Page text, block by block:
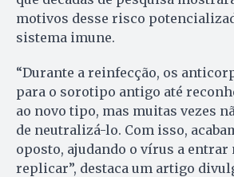
motivos desse risco
sistema imune.
“Durante a reinfecção, os
para o sorotipo antigo até
ao novo tipo, mas muitas vezes
de neutralizá-lo. Com isso,
oposto, ajudando o vírus a entrar
replicar”, destaca um artigo